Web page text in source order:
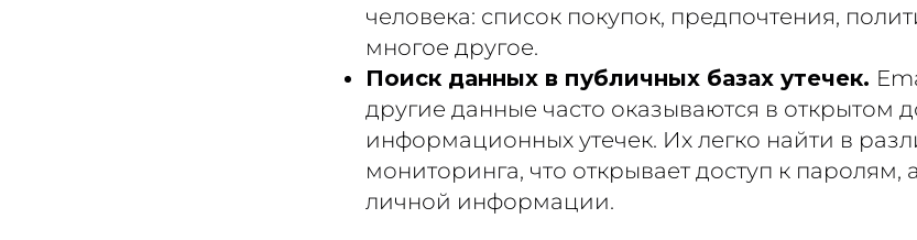
человека: список покупок, предпочтения,
многое другое.
Поиск данных в публичных базах утечек.
другие данные часто оказываются в открытом
информационных утечек. Их легко найти в
мониторинга, что открывает доступ к паролям,
личной информации.